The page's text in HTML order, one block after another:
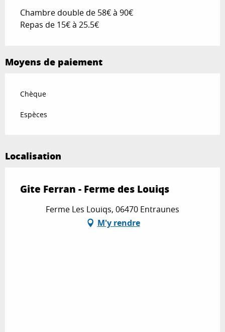
Chambre double de 58€ à 90€
Repas de 15€ à 25.5€
Moyens de paiement
Chèque
Espèces
Localisation
Gite Ferran - Ferme des Louiqs
Ferme Les Louiqs, 06470 Entraunes
M'y rendre